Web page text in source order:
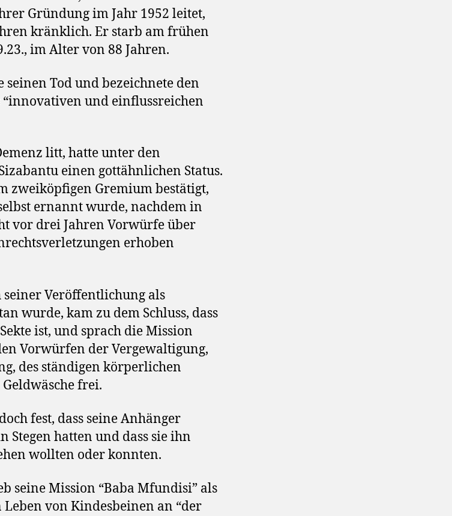
Gründung im Jahr 1952 leitet,
kränklich. Er starb am frühen
im Alter von 88 Jahren.
seinen Tod und bezeichnete den
und einflussreichen
litt, hatte unter den
einen gottähnlichen Status.
zweiköpfigen Gremium bestätigt,
ernannt wurde, nachdem in
vor drei Jahren Vorwürfe über
erhoben
Veröffentlichung als
wurde, kam zu dem Schluss, dass
ist, und sprach die Mission
Vorwürfen der Vergewaltigung,
des ständigen körperlichen
frei.
fest, dass seine Anhänger
Stegen hatten und dass sie ihn
wollten oder konnten.
seine Mission “Baba Mfundisi” als
von Kindesbeinen an “der